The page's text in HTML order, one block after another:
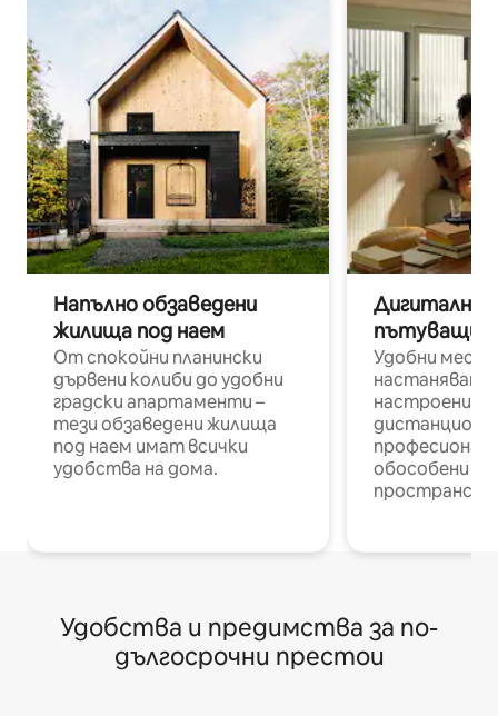
Напълно обзаведени
жилища под наем
От спокойни планински
дървени колиби до удобни
градски апартаменти –
тези обзаведени жилища
под наем имат всички
удобства на дома.
Дигитални
пътуващи
Удобни
настаняване
настроени и
обособени
Удобства и предимства за по-
дългосрочни престои